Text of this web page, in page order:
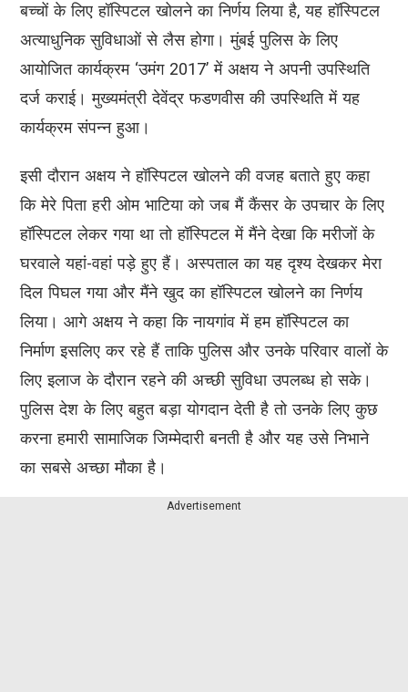
बच्चों के लिए हॉस्पिटल खोलने का निर्णय लिया है, यह हॉस्पिटल
अत्याधुनिक सुविधाओं से लैस होगा। मुंबई पुलिस के लिए
आयोजित कार्यक्रम ‘उमंग 2017’ में अक्षय ने अपनी उपस्थिति
दर्ज कराई। मुख्यमंत्री देवेंद्र फडणवीस की उपस्थिति में यह
कार्यक्रम संपन्न हुआ।
इसी दौरान अक्षय ने हॉस्पिटल खोलने की वजह बताते हुए कहा
कि मेरे पिता हरी ओम भाटिया को जब मैं कैंसर के उपचार के लिए
हॉस्पिटल लेकर गया था तो हॉस्पिटल में मैंने देखा कि मरीजों के
घरवाले यहां-वहां पड़े हुए हैं। अस्पताल का यह दृश्य देखकर मेरा
दिल पिघल गया और मैंने खुद का हॉस्पिटल खोलने का निर्णय
लिया। आगे अक्षय ने कहा कि नायगांव में हम हॉस्पिटल का
निर्माण इसलिए कर रहे हैं ताकि पुलिस और उनके परिवार वालों के
लिए इलाज के दौरान रहने की अच्छी सुविधा उपलब्ध हो सके।
पुलिस देश के लिए बहुत बड़ा योगदान देती है तो उनके लिए कुछ
करना हमारी सामाजिक जिम्मेदारी बनती है और यह उसे निभाने
का सबसे अच्छा मौका है।
Advertisement